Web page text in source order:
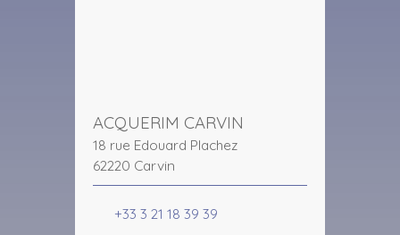
ACQUERIM CARVIN
18 rue Edouard Plachez
62220 Carvin
+33 3 21 18 39 39